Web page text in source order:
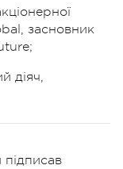
засновник
діяч,